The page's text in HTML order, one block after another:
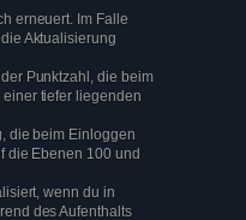
erneuert. Im Falle
Aktualisierung
Punktzahl, die beim
tiefer liegenden
die beim Einloggen
die Ebenen 100 und
wenn du in
des Aufenthalts